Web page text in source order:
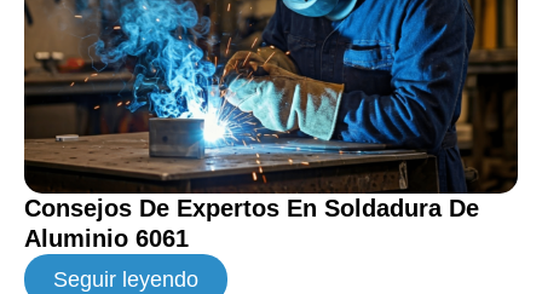
Consejos De Expertos En Soldadura De
Aluminio 6061
Seguir leyendo